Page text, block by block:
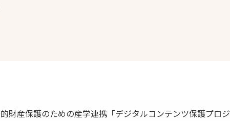
財産保護のための産学連携「デジタルコンテンツ保護プロジ